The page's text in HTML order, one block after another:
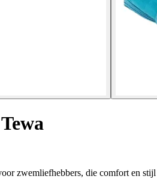
zwemliefhebbers, die comfort en